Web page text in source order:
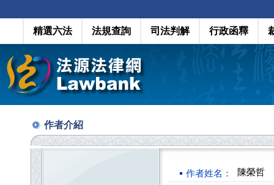
精選六法 法規查詢 司法判解 行政函釋
作者介紹
作者姓名： 陳榮哲